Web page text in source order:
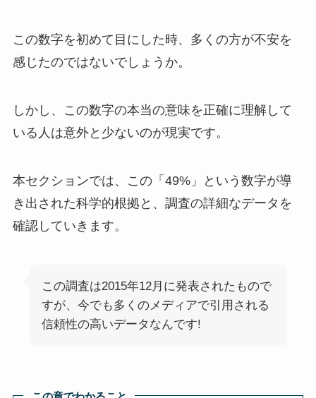
この数字を初めて目にした時、多くの方が不安を
感じたのではないでしょうか。
しかし、この数字の本当の意味を正確に理解して
いる人は意外と少ないのが現実です。
本セクションでは、この「49%」という数字が導
き出された科学的根拠と、調査の詳細なデータを
確認していきます。
この調査は2015年12月に発表されたもので
すが、今でも多くのメディアで引用される
信頼性の高いデータなんです!